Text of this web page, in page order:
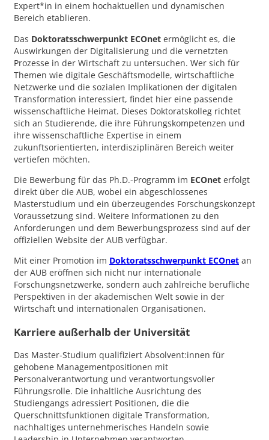
Expert*in in einem hochaktuellen und dynamischen
Bereich etablieren.
Das Doktoratsschwerpunkt ECOnet ermöglicht es, die
Auswirkungen der Digitalisierung und die vernetzten
Prozesse in der Wirtschaft zu untersuchen. Wer sich für
Themen wie digitale Geschäftsmodelle, wirtschaftliche
Netzwerke und die sozialen Implikationen der digitalen
Transformation interessiert, findet hier eine passende
wissenschaftliche Heimat. Dieses Doktoratskolleg richtet
sich an Studierende, die ihre Führungskompetenzen und
ihre wissenschaftliche Expertise in einem
zukunftsorientierten, interdisziplinären Bereich weiter
vertiefen möchten.
Die Bewerbung für das Ph.D.-Programm im ECOnet erfolgt
direkt über die AUB, wobei ein abgeschlossenes
Masterstudium und ein überzeugendes Forschungskonzept
Voraussetzung sind. Weitere Informationen zu den
Anforderungen und dem Bewerbungsprozess sind auf der
offiziellen Website der AUB verfügbar.
Mit einer Promotion im Doktoratsschwerpunkt ECOnet an
der AUB eröffnen sich nicht nur internationale
Forschungsnetzwerke, sondern auch zahlreiche berufliche
Perspektiven in der akademischen Welt sowie in der
Wirtschaft und internationalen Organisationen.
Karriere außerhalb der Universität
Das Master-Studium qualifiziert Absolvent:innen für
gehobene Managementpositionen mit
Personalverantwortung und verantwortungsvoller
Führungsrolle. Die inhaltliche Ausrichtung des
Studiengangs adressiert Positionen, die die
Querschnittsfunktionen digitale Transformation,
nachhaltiges unternehmerisches Handeln sowie